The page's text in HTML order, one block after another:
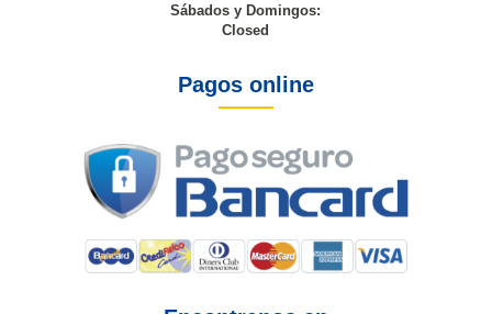
Sábados y Domingos:
Closed
Pagos online